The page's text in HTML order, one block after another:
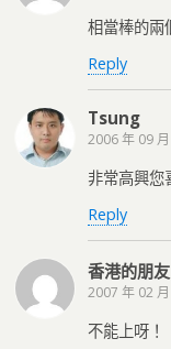
相當棒的兩
Reply
Tsung
2006 年 09
非常高興您
Reply
香港的朋友
2007 年 02 月
不能上呀！